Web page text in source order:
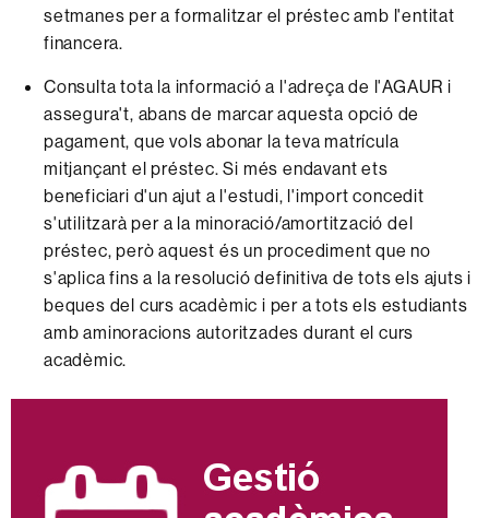
setmanes per a formalitzar el préstec amb l'entitat
financera.
Consulta tota la informació a l'adreça de l'AGAUR i
assegura't, abans de marcar aquesta opció de
pagament, que vols abonar la teva matrícula
mitjançant el préstec. Si més endavant ets
beneficiari d'un ajut a l'estudi, l'import concedit
s'utilitzarà per a la minoració/amortització del
préstec, però aquest és un procediment que no
s'aplica fins a la resolució definitiva de tots els ajuts i
beques del curs acadèmic i per a tots els estudiants
amb aminoracions autoritzades durant el curs
acadèmic.
Informació